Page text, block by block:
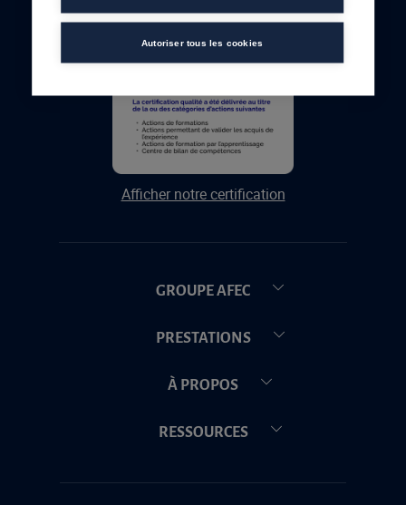
Afficher notre certification
GROUPE AFEC
PRESTATIONS
À PROPOS
RESSOURCES
Autoriser tous les cookies